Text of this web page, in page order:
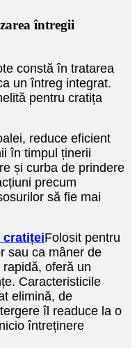
întregii
constă în tratarea
un întreg integrat.
pentru cratița
reduce eficient
în timpul ținerii
și curba de prindere
precum
să fie mai
cratițeiFolosit pentru
sau ca mâner de
oferă un
Caracteristicile
elimină, de
îl readuce la o
întreținere